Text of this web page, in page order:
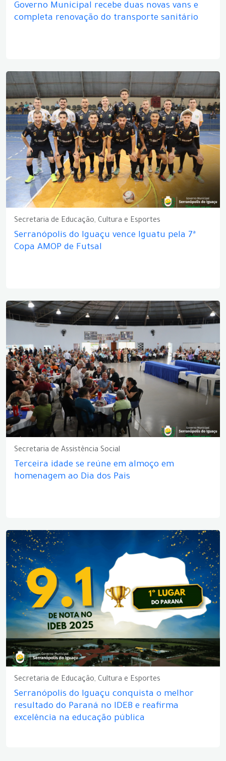
Governo Municipal recebe duas novas vans e
completa renovação do transporte sanitário
Secretaria de Educação, Cultura e Esportes
Serranópolis do Iguaçu vence Iguatu pela 7ª
Copa AMOP de Futsal
Secretaria de Assistência Social
Terceira idade se reúne em almoço em
homenagem ao Dia dos Pais
Secretaria de Educação, Cultura e Esportes
Serranópolis do Iguaçu conquista o melhor
resultado do Paraná no IDEB e reafirma
excelência na educação pública